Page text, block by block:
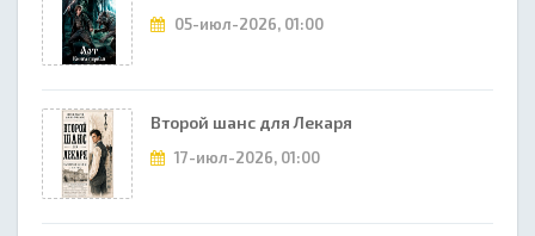
05-июл-2026, 01:00
Второй шанс для Лекаря
17-июл-2026, 01:00